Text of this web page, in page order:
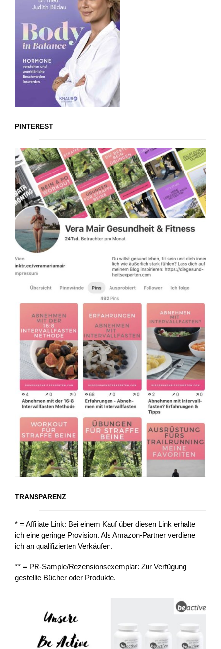
PINTEREST
TRANSPARENZ
* = Affiliate Link: Bei einem Kauf über diesen Link erhalte
ich eine geringe Provision. Als Amazon-Partner verdiene
ich an qualifizierten Verkäufen.
** = PR-Sample/Rezensionsexemplar: Zur Verfügung
gestellte Bücher oder Produkte.